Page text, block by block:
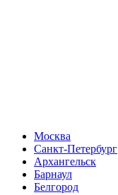
Москва
Санкт-Петербург
Архангельск
Барнаул
Белгород